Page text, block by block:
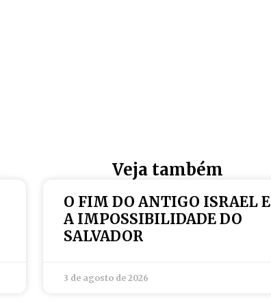
Veja também
O FIM DO ANTIGO ISRAEL E
A IMPOSSIBILIDADE DO
SALVADOR
3 de agosto de 2026